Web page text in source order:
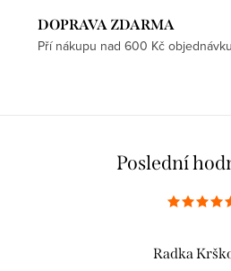
DOPRAVA ZDARMA
Pří nákupu nad 600 Kč
Poslední
Radka